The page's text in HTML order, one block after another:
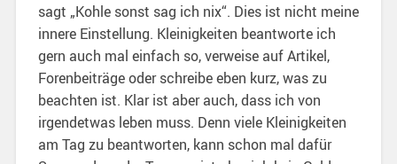
sagt „Kohle sonst sag ich nix“. Dies ist nicht meine
innere Einstellung. Kleinigkeiten beantworte ich
gern auch mal einfach so, verweise auf Artikel,
Forenbeiträge oder schreibe eben kurz, was zu
beachten ist. Klar ist aber auch, dass ich von
irgendetwas leben muss. Denn viele Kleinigkeiten
am Tag zu beantworten, kann schon mal dafür